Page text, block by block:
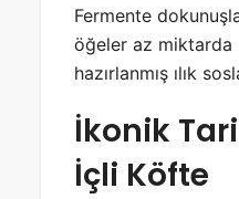
Fermente
öğeler az miktarda
hazırlanmış ılık
İkonik
İçli Köfte